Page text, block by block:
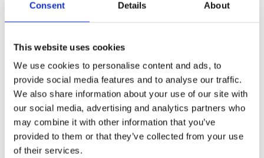
Consent Details About
This website uses cookies
We use cookies to personalise content and ads, to
provide social media features and to analyse our traffic.
We also share information about your use of our site with
our social media, advertising and analytics partners who
may combine it with other information that you’ve
provided to them or that they’ve collected from your use
of their services.
E-postadress*
Webbplats
Spara mitt namn, min e-postadress och webbplats i denna
webbläsare till nästa gång jag skriver en kommentar.
Svenska småföretag kan få EU-lån